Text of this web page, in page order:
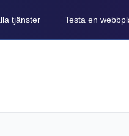
tjänster Testa en